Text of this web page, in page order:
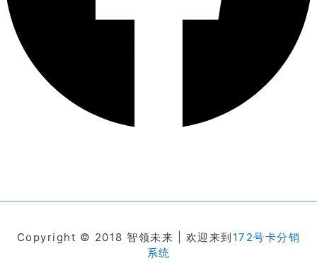
Copyright © 2018 智领未来 | 欢迎来到 172号卡分销
系统